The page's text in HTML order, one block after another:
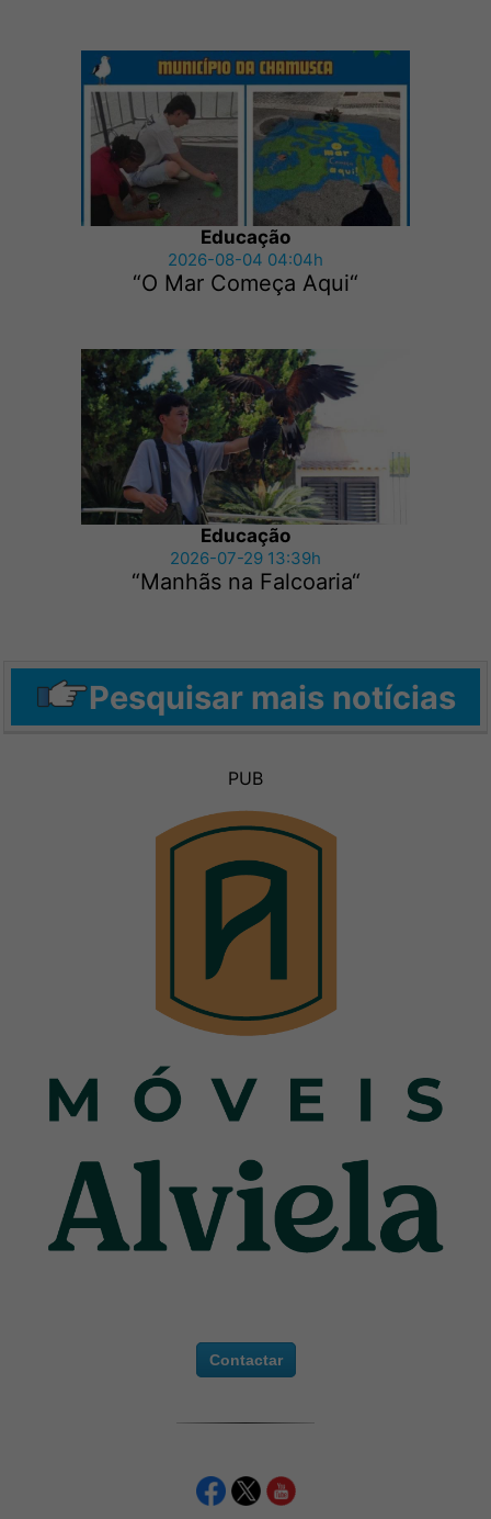
Educação
2026-08-04 04:04h
“O Mar Começa Aqui“
Educação
2026-07-29 13:39h
“Manhãs na Falcoaria“
Pesquisar mais notícias
PUB
Contactar